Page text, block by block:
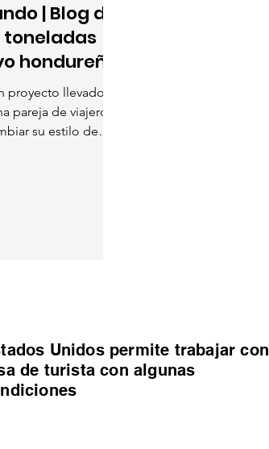
| Blog de
hondureño
llevado a
pareja de viajeros
su estilo de
Unidos permite trabajar con
de turista con algunas